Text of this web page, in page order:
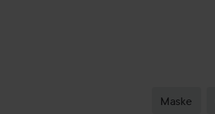
Maske